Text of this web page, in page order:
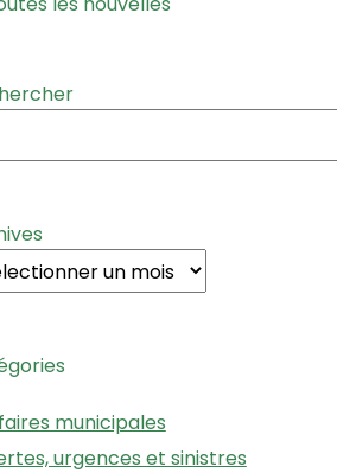
municipales
urgences et sinistres